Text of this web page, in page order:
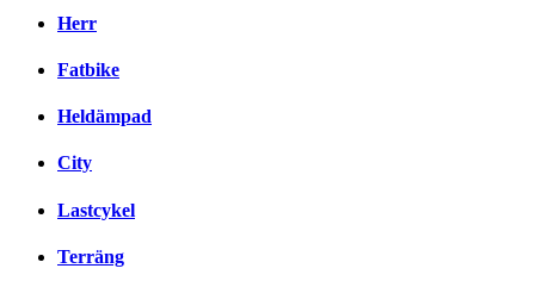
Herr
Fatbike
Heldämpad
City
Lastcykel
Terräng